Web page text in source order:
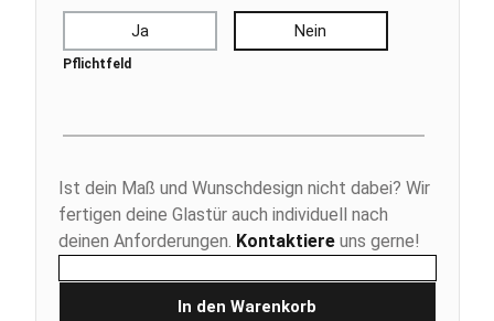
Ja Nein
Pflichtfeld
Ist dein Maß und Wunschdesign nicht dabei? Wir
fertigen deine Glastür auch individuell nach
deinen Anforderungen. Kontaktiere uns gerne!
In den Warenkorb